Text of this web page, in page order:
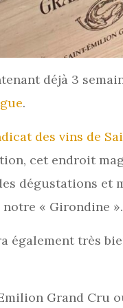
déjà 3
.
des vins de
cet endroit
dégustations
« Girondine
également très
Grand Cru